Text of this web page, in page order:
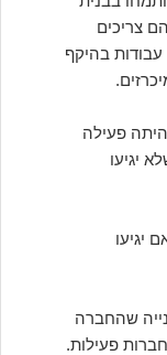
צריכים
בהיקף
פעילה
יגיעו
יגיעו
שהחברה
פעילות.